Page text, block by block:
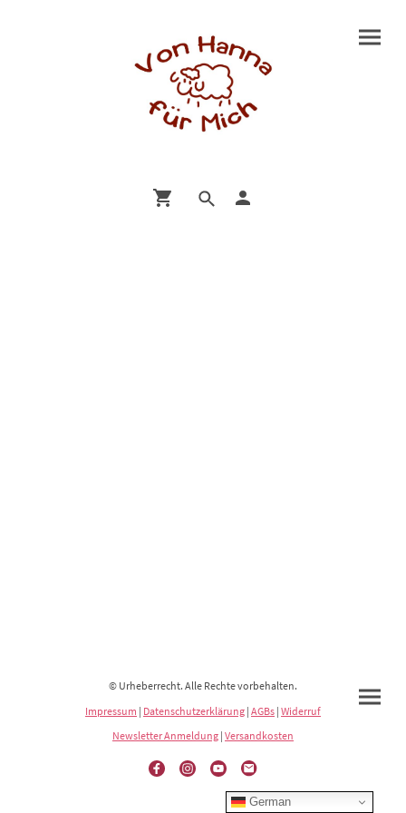
© Urheberrecht. Alle Rechte vorbehalten.
Impressum | Datenschutzerklärung | AGBs | Widerruf
Newsletter Anmeldung | Versandkosten
German